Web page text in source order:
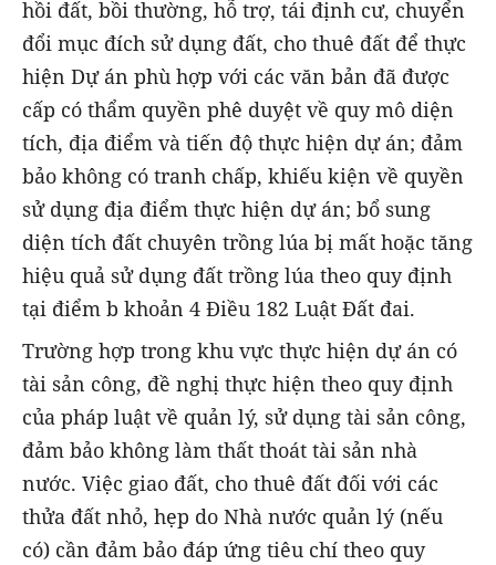
hồi đất, bồi thường, hỗ trợ, tái định cư, chuyển
đổi mục đích sử dụng đất, cho thuê đất để thực
hiện Dự án phù hợp với các văn bản đã được
cấp có thẩm quyền phê duyệt về quy mô diện
tích, địa điểm và tiến độ thực hiện dự án; đảm
bảo không có tranh chấp, khiếu kiện về quyền
sử dụng địa điểm thực hiện dự án; bổ sung
diện tích đất chuyên trồng lúa bị mất hoặc tăng
hiệu quả sử dụng đất trồng lúa theo quy định
tại điểm b khoản 4 Điều 182 Luật Đất đai.
Trường hợp trong khu vực thực hiện dự án có
tài sản công, đề nghị thực hiện theo quy định
của pháp luật về quản lý, sử dụng tài sản công,
đảm bảo không làm thất thoát tài sản nhà
nước. Việc giao đất, cho thuê đất đối với các
thửa đất nhỏ, hẹp do Nhà nước quản lý (nếu
có) cần đảm bảo đáp ứng tiêu chí theo quy